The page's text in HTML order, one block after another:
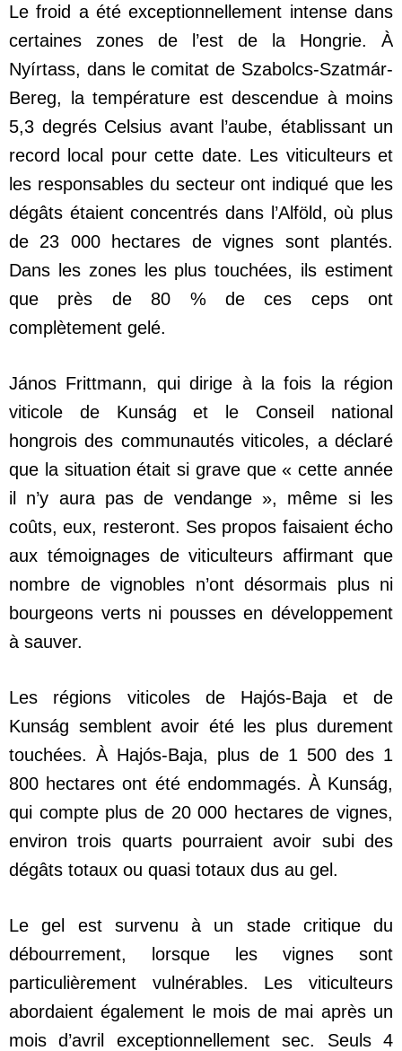
Le froid a été exceptionnellement intense dans
certaines zones de l’est de la Hongrie. À
Nyírtass, dans le comitat de Szabolcs-Szatmár-
Bereg, la température est descendue à moins
5,3 degrés Celsius avant l’aube, établissant un
record local pour cette date. Les viticulteurs et
les responsables du secteur ont indiqué que les
dégâts étaient concentrés dans l’Alföld, où plus
de 23 000 hectares de vignes sont plantés.
Dans les zones les plus touchées, ils estiment
que près de 80 % de ces ceps ont
complètement gelé.
János Frittmann, qui dirige à la fois la région
viticole de Kunság et le Conseil national
hongrois des communautés viticoles, a déclaré
que la situation était si grave que « cette année
il n’y aura pas de vendange », même si les
coûts, eux, resteront. Ses propos faisaient écho
aux témoignages de viticulteurs affirmant que
nombre de vignobles n’ont désormais plus ni
bourgeons verts ni pousses en développement
à sauver.
Les régions viticoles de Hajós-Baja et de
Kunság semblent avoir été les plus durement
touchées. À Hajós-Baja, plus de 1 500 des 1
800 hectares ont été endommagés. À Kunság,
qui compte plus de 20 000 hectares de vignes,
environ trois quarts pourraient avoir subi des
dégâts totaux ou quasi totaux dus au gel.
Le gel est survenu à un stade critique du
débourrement, lorsque les vignes sont
particulièrement vulnérables. Les viticulteurs
abordaient également le mois de mai après un
mois d’avril exceptionnellement sec. Seuls 4